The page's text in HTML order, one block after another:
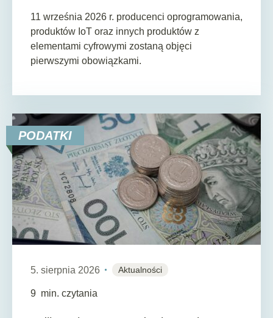
11 września 2026 r. producenci oprogramowania,
produktów IoT oraz innych produktów z
elementami cyfrowymi zostaną objęci
pierwszymi obowiązkami.
PODATKI
5. sierpnia 2026 Aktualności
9 min. czytania